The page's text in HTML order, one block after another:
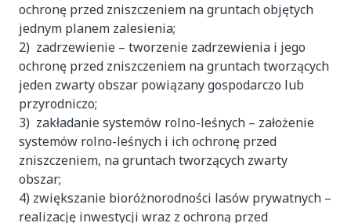
ochronę przed zniszczeniem na gruntach objętych
jednym planem zalesienia;
2) zadrzewienie – tworzenie zadrzewienia i jego
ochronę przed zniszczeniem na gruntach tworzących
jeden zwarty obszar powiązany gospodarczo lub
przyrodniczo;
3) zakładanie systemów rolno-leśnych – założenie
systemów rolno-leśnych i ich ochronę przed
zniszczeniem, na gruntach tworzących zwarty
obszar;
4) zwiększanie bioróżnorodności lasów prywatnych –
realizację inwestycji wraz z ochroną przed